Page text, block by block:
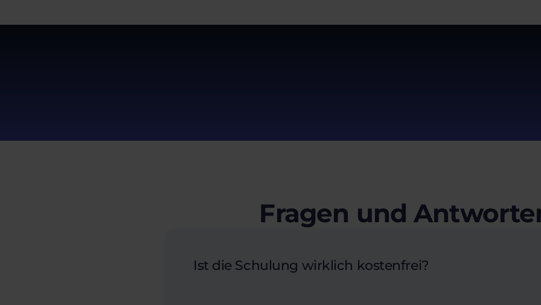
Fragen und
Ist die Schulung wirklich kostenfrei?